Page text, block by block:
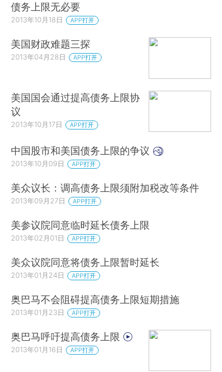
债务上限无必要
2013年10月18日 APP打开
美国财政难题三探
2013年04月28日 APP打开
美国国会通过提高债务上限协
议
2013年10月17日 APP打开
中国股市和美国债务上限的争议
2013年10月09日 APP打开
美众议长：调高债务上限须附加税改等条件
2013年09月27日 APP打开
美参议院同意临时延长债务上限
2013年02月01日 APP打开
美众议院同意将债务上限暂时延长
2013年01月24日 APP打开
奥巴马不会阻碍提高债务上限短期措施
2013年01月23日 APP打开
奥巴马呼吁提高债务上限
2013年01月16日 APP打开